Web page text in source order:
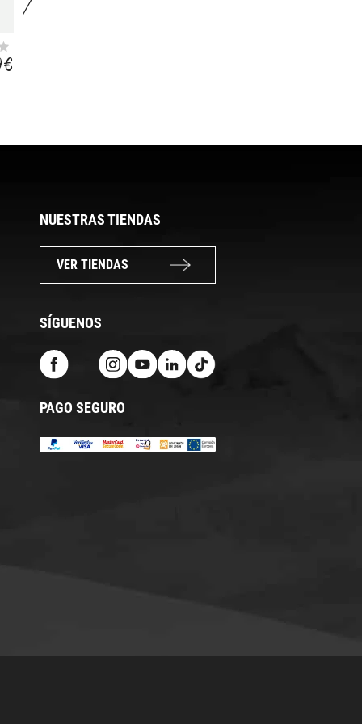
€
NUESTRAS TIENDAS
VER TIENDAS
SÍGUENOS
PAGO SEGURO